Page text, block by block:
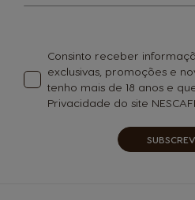
nossa
Consinto receber
exclusivas, promoções e
tenho mais de 18 anos e
Privacidade do site